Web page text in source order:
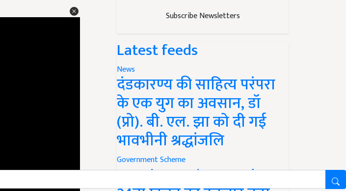
Subscribe Newsletters
Latest feeds
News
दंडकारण्य की साहित्य परंपरा
के एक युग का अवसान, डॉ
(प्रो). बी. एल. झा को दी गई
भावभीनी श्रद्धांजलि
Government Scheme
PM Kisan Yojana Update: